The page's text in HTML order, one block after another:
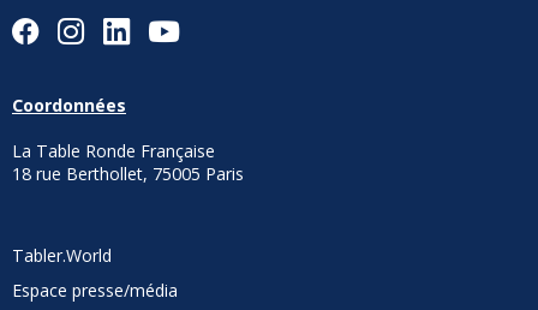
Coordonnées
La Table Ronde Française
18 rue Berthollet, 75005 Paris
Tabler.World
Espace presse/média